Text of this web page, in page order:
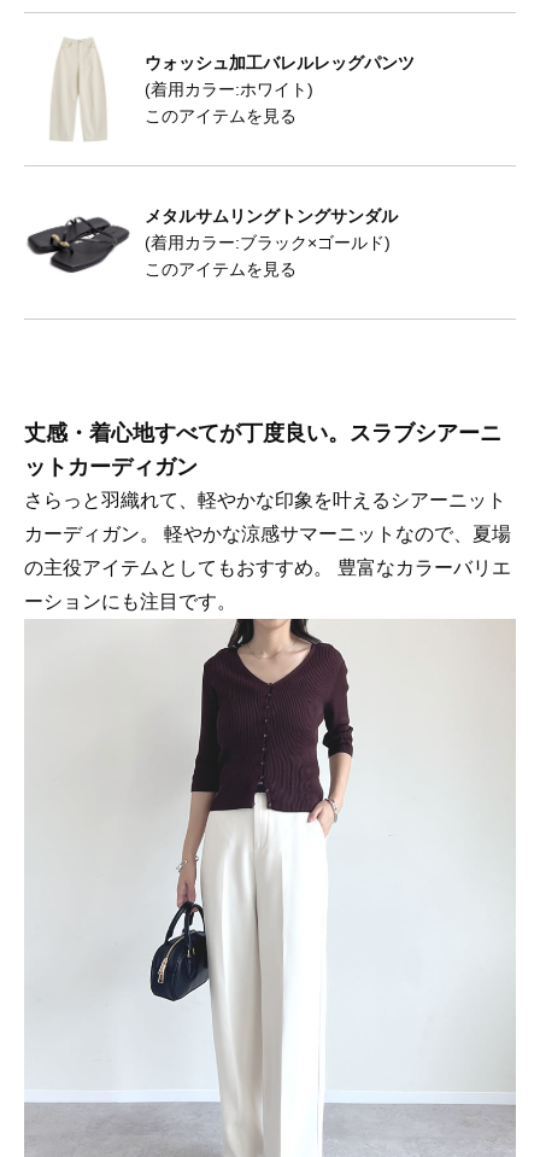
ウォッシュ加工バレルレッグパンツ
(着用カラー:ホワイト)
このアイテムを見る
メタルサムリングトングサンダル
(着用カラー:ブラック×ゴールド)
このアイテムを見る
丈感・着心地すべてが丁度良い。スラブシアーニ
ットカーディガン
さらっと羽織れて、軽やかな印象を叶えるシアーニット
カーディガン。 軽やかな涼感サマーニットなので、夏場
の主役アイテムとしてもおすすめ。 豊富なカラーバリエ
ーションにも注目です。